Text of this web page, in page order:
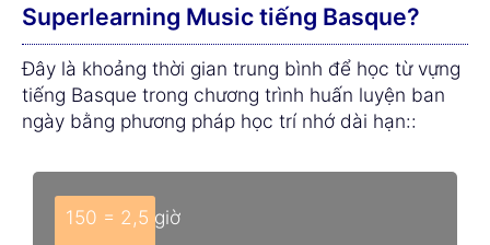
Superlearning Music tiếng Basque?
Đây là khoảng thời gian trung bình để học từ vựng
tiếng Basque trong chương trình huấn luyện ban
ngày bằng phương pháp học trí nhớ dài hạn::
150 = 2,5 giờ